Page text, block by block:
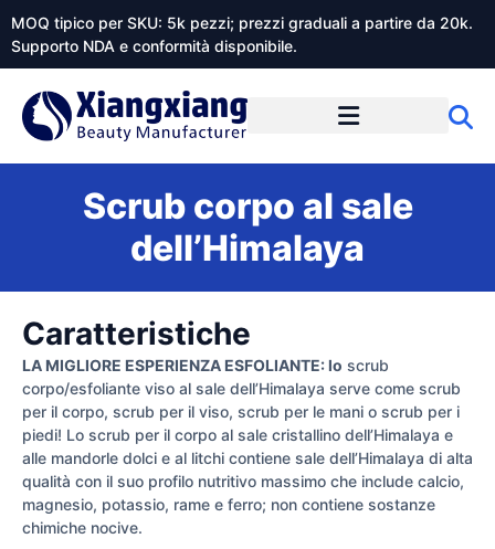
MOQ tipico per SKU: 5k pezzi; prezzi graduali a partire da 20k.
Supporto NDA e conformità disponibile.
Scrub corpo al sale
dell’Himalaya
Caratteristiche
LA MIGLIORE ESPERIENZA ESFOLIANTE: lo scrub
corpo/esfoliante viso al sale dell’Himalaya serve come scrub
per il corpo, scrub per il viso, scrub per le mani o scrub per i
piedi! Lo scrub per il corpo al sale cristallino dell’Himalaya e
alle mandorle dolci e al litchi contiene sale dell’Himalaya di alta
qualità con il suo profilo nutritivo massimo che include calcio,
magnesio, potassio, rame e ferro; non contiene sostanze
chimiche nocive.